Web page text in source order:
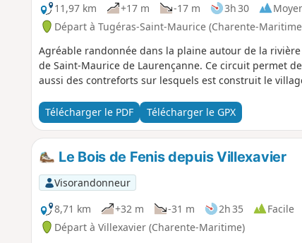
11,97 km
+17 m -17 m 3h 30
Départ à Tugéras-Saint-Maurice (Charente-
Agréable randonnée dans la plaine autour de la
de Saint-Maurice de Laurençanne. Ce circuit permet
aussi des contreforts sur lesquels est construit le
Télécharger le PDF Télécharger le GPX
Le Bois de Fenis depuis Villexavier
Visorandonneur
8,71 km
+32 m -31 m 2h 35
Facile
Départ à Villexavier (Charente-Maritime)